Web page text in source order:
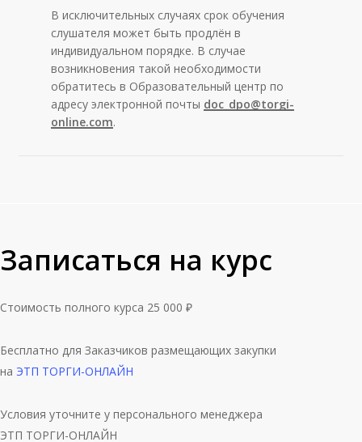
В исключительных случаях срок обучения
слушателя может быть продлён в
индивидуальном порядке. В случае
возникновения такой необходимости
обратитесь в Образовательный центр по
адресу электронной почты doc_dpo@torgi-
online.com.
Записаться на курс
Стоимость полного курса 25 000 ₽
Бесплатно для Заказчиков размещающих закупки
на ЭТП ТОРГИ-ОНЛАЙН
Условия уточните у персонального менеджера
ЭТП ТОРГИ-ОНЛАЙН